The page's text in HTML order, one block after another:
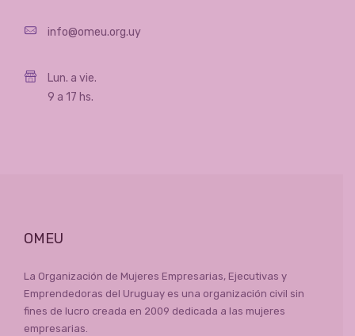
info@omeu.org.uy
Lun. a vie.
9 a 17 hs.
OMEU
La Organización de Mujeres Empresarias, Ejecutivas y
Emprendedoras del Uruguay es una organización civil sin
fines de lucro creada en 2009 dedicada a las mujeres
empresarias.